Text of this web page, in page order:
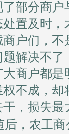
了部分商户
处置及时，
商户们，不
题解决不
大商户都是
权不成，却
干，损失最
后，农工